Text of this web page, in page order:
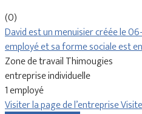
(0)
David est un menuisier créée le
employé et sa forme sociale est
Zone de travail Thimougies
entreprise individuelle
1 employé
Visiter la page de l’entreprise